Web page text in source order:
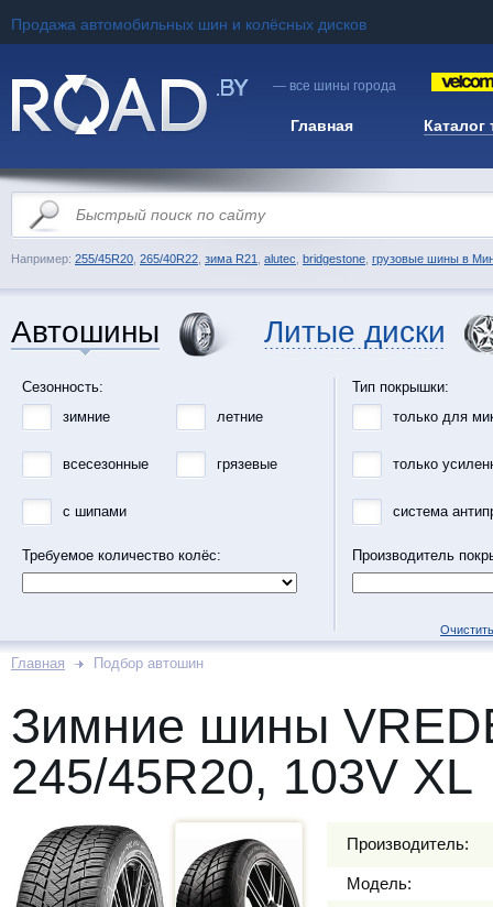
Продажа автомобильных шин и колёсных дисков
— все шины города
Главная Каталог
Например: 255/45R20 265/40R22 зима R21 alutec bridgestone грузовые шины в
Автошины Литые диски
Сезонность:
зимние
летние
всесезонные грязевые
с шипами
Требуемое количество колёс:
Тип покрышки:
только для
только
система
Производитель
Главная Подбор автошин
Зимние шины
245/45R20, 103V XL
Производитель:
Модель: